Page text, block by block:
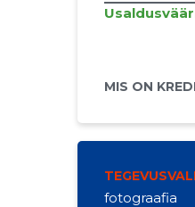
MIS ON
fotograafia